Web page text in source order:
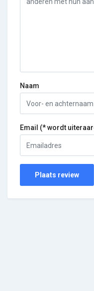
Naam
Email (* wordt
Plaats review